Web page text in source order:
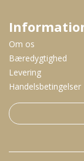
Om os
Bæredygtighed
Levering
Handelsbetingelser